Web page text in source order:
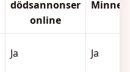
dödsannonser
online
Ja Ja